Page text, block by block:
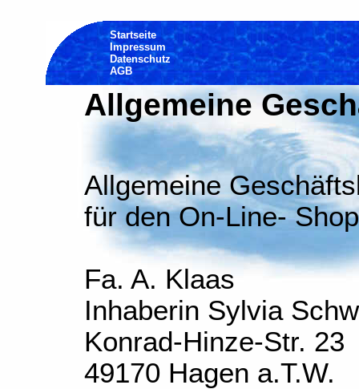
Startseite
Impressum
Datenschutz
AGB
Allgemeine
Allgemeine
für den On-Line-
Fa. A. Klaas
Inhaberin Sylvia
Konrad-Hinze-Str. 23
49170 Hagen a.T.W.